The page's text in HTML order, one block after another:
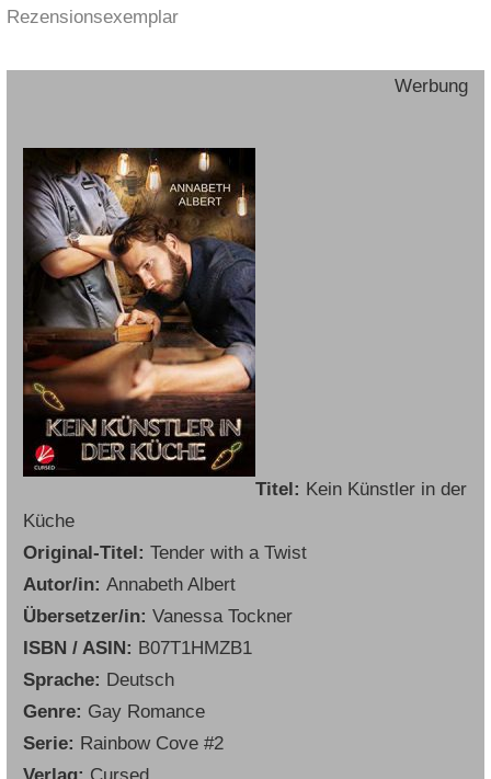
Rezensionsexemplar
Werbung
Titel: Kein Künstler in der
Küche
Original-Titel:Tender with a Twist
Autor/in:Annabeth Albert
Übersetzer/in:Vanessa Tockner
ISBN / ASIN: B07T1HMZB1
Sprache: Deutsch
Genre: Gay Romance
Serie: Rainbow Cove #2